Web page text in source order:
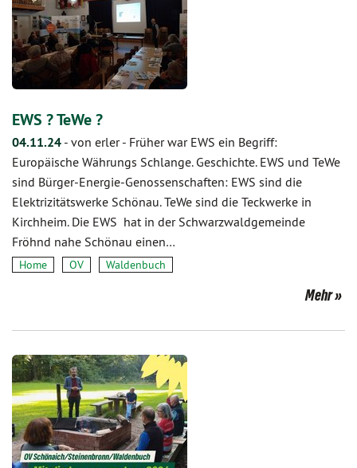
EWS ? TeWe ?
04.11.24 - von erler- Früher war EWS ein Begriff:
Europäische Währungs Schlange. Geschichte. EWS und TeWe
sind Bürger-Energie-Genossenschaften: EWS sind die
Elektrizitätswerke Schönau. TeWe sind die Teckwerke in
Kirchheim. Die EWS hat in der Schwarzwaldgemeinde
Fröhnd nahe Schönau einen…
Home OV Waldenbuch
Mehr